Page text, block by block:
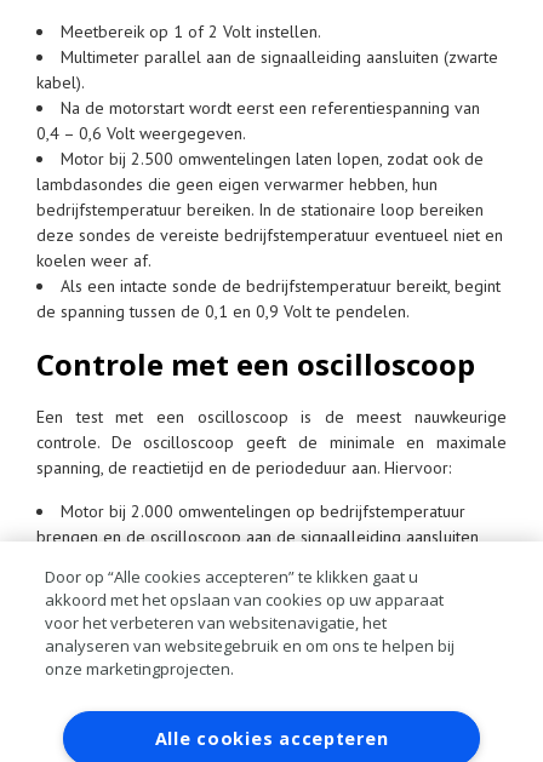
Meetbereik op 1 of 2 Volt instellen.
Multimeter parallel aan de signaalleiding aansluiten (zwarte
kabel).
Na de motorstart wordt eerst een referentiespanning van
0,4 – 0,6 Volt weergegeven.
Motor bij 2.500 omwentelingen laten lopen, zodat ook de
lambdasondes die geen eigen verwarmer hebben, hun
bedrijfstemperatuur bereiken. In de stationaire loop bereiken
deze sondes de vereiste bedrijfstemperatuur eventueel niet en
koelen weer af.
Als een intacte sonde de bedrijfstemperatuur bereikt, begint
de spanning tussen de 0,1 en 0,9 Volt te pendelen.
Controle met een oscilloscoop
Een test met een oscilloscoop is de meest nauwkeurige
controle. De oscilloscoop geeft de minimale en maximale
spanning, de reactietijd en de periodeduur aan. Hiervoor:
Motor bij 2.000 omwentelingen op bedrijfstemperatuur
brengen en de oscilloscoop aan de signaalleiding aansluiten,
Meetbereik op 1 – 5 Volt, tijd op 5–10 seconden instellen
(fabrieksopgave in acht nemen). Eventueel ook automatische
signaalherkenning activeren.
De sonde moet minstens tussen de 0,1 en 0,9 Volt pendelen,
Contact Account aanvragen
Inloggen
RAI bestanden
Privacy
Algemene
Door op “Alle cookies accepteren” te klikken gaat u
akkoord met het opslaan van cookies op uw apparaat
voor het verbeteren van websitenavigatie, het
analyseren van websitegebruik en om ons te helpen bij
onze marketingprojecten.
Alle cookies accepteren